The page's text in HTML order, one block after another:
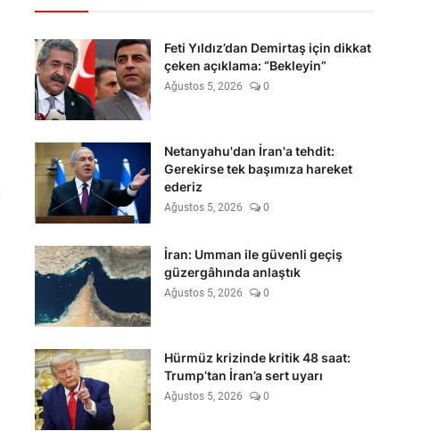
Feti Yıldız’dan Demirtaş için dikkat
çeken açıklama: “Bekleyin”
Ağustos 5, 2026 0
Netanyahu'dan İran'a tehdit:
Gerekirse tek başımıza hareket
ederiz
Ağustos 5, 2026 0
İran: Umman ile güvenli geçiş
güzergâhında anlaştık
Ağustos 5, 2026 0
Hürmüz krizinde kritik 48 saat:
Trump’tan İran’a sert uyarı
Ağustos 5, 2026 0